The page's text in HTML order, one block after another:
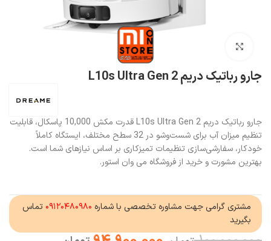
جارو رباتیک دریم L10s Ultra Gen 2
جارو رباتیک دریم L10s Ultra Gen 2 قدرت مکش 10,000 پاسکال، قابلیت
تنظیم میزان آب برای شست‌وشو در 32 سطح مختلف، ایستگاه کاملاً
خودکار، سفارشی‌سازی تنظیمات تمیزکاری بر اساس نیازهای شما است.
بهترین مشورت و خرید از فروشگاه می وان استور.
مشتری گرامی جهت مشاوره تخصصی با شماره ۰۹۱۲۰۴۸۰۹۸۰ تماس
بگیرید